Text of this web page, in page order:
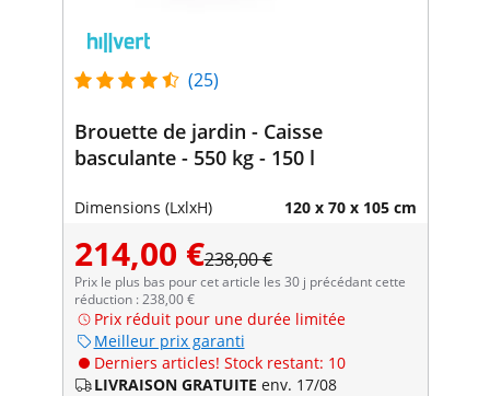
(25)
Brouette de jardin - Caisse
basculante - 550 kg - 150 l
Dimensions (LxlxH) 120 x 70 x 105 cm
214,00 €238,00 €
Prix le plus bas pour cet article les 30 j précédant cette
réduction : 238,00 €
Prix réduit pour une durée limitée
Meilleur prix garanti
Derniers articles! Stock restant: 10
LIVRAISON GRATUITE env. 17/08